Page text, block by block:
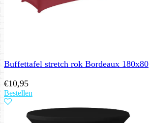
Buffettafel stretch rok Bordeaux 180x80
€10,95
Bestellen